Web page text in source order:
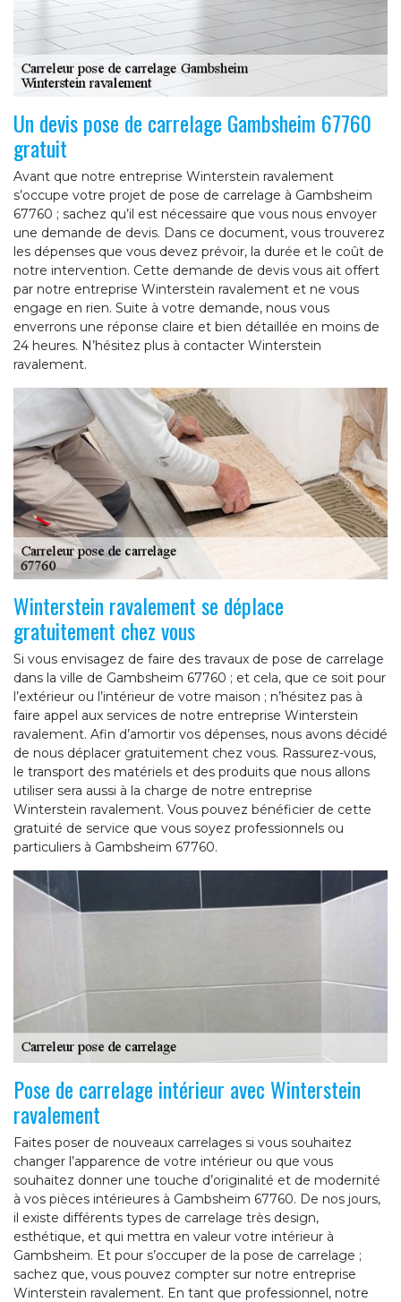
Un devis pose de carrelage Gambsheim 67760
gratuit
Avant que notre entreprise Winterstein ravalement
s’occupe votre projet de pose de carrelage à Gambsheim
67760 ; sachez qu’il est nécessaire que vous nous envoyer
une demande de devis. Dans ce document, vous trouverez
les dépenses que vous devez prévoir, la durée et le coût de
notre intervention. Cette demande de devis vous ait offert
par notre entreprise Winterstein ravalement et ne vous
engage en rien. Suite à votre demande, nous vous
enverrons une réponse claire et bien détaillée en moins de
24 heures. N’hésitez plus à contacter Winterstein
ravalement.
Winterstein ravalement se déplace
gratuitement chez vous
Si vous envisagez de faire des travaux de pose de carrelage
dans la ville de Gambsheim 67760 ; et cela, que ce soit pour
l’extérieur ou l’intérieur de votre maison ; n’hésitez pas à
faire appel aux services de notre entreprise Winterstein
ravalement. Afin d’amortir vos dépenses, nous avons décidé
de nous déplacer gratuitement chez vous. Rassurez-vous,
le transport des matériels et des produits que nous allons
utiliser sera aussi à la charge de notre entreprise
Winterstein ravalement. Vous pouvez bénéficier de cette
gratuité de service que vous soyez professionnels ou
particuliers à Gambsheim 67760.
Pose de carrelage intérieur avec Winterstein
ravalement
Faites poser de nouveaux carrelages si vous souhaitez
changer l’apparence de votre intérieur ou que vous
souhaitez donner une touche d’originalité et de modernité
à vos pièces intérieures à Gambsheim 67760. De nos jours,
il existe différents types de carrelage très design,
esthétique, et qui mettra en valeur votre intérieur à
Gambsheim. Et pour s’occuper de la pose de carrelage ;
sachez que, vous pouvez compter sur notre entreprise
Winterstein ravalement. En tant que professionnel, notre